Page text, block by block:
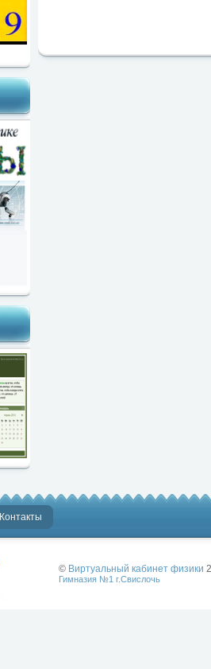
Контакты
© Виртуальный кабинет физики
Гимназия №1 г.Свислочь